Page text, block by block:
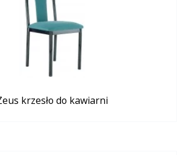
krzesło do kawiarni